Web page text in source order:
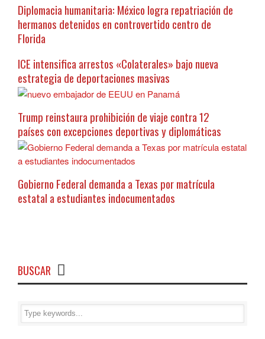
Diplomacia humanitaria: México logra repatriación de
hermanos detenidos en controvertido centro de
Florida
ICE intensifica arrestos «Colaterales» bajo nueva
estrategia de deportaciones masivas
Trump reinstaura prohibición de viaje contra 12
países con excepciones deportivas y diplomáticas
Gobierno Federal demanda a Texas por matrícula
estatal a estudiantes indocumentados
BUSCAR